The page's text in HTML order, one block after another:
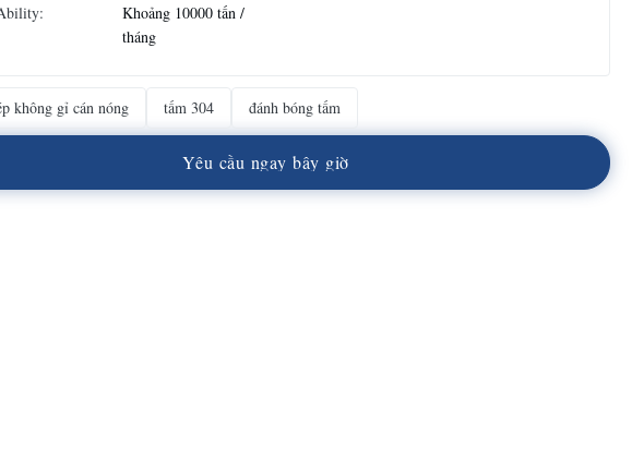
Khoảng 10000 tấn /
tháng
không gỉ cán nóng tấm 304 đánh bóng tấm
Yêu cầu ngay bây giờ